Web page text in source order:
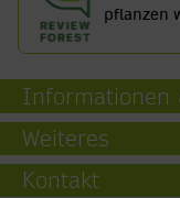
pflanzen
Informationen
Weiteres
Kontakt